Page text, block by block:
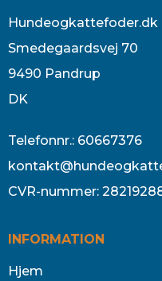
Hundeogkattefoder.dk
Smedegaardsvej 70
9490 Pandrup
DK
Telefonnr.: 60667376
CVR-nummer:
INFORMATION
Hjem